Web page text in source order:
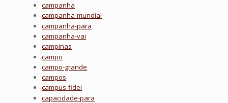
campanha
campanha-mundial
campanha-para
campanha-vai
campinas
campo
campo-grande
campos
campus-fidei
capacidade-para